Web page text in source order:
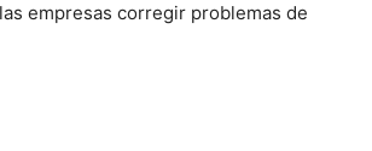
empresas corregir problemas de